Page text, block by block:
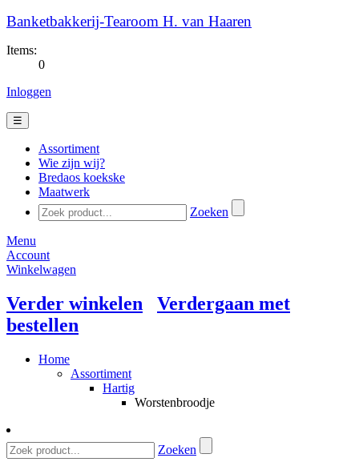
Banketbakkerij-Tearoom H. van Haaren
Items:
0
Inloggen
☰
Assortiment
Wie zijn wij?
Bredaos koekske
Maatwerk
Zoeken
Menu
Account
Winkelwagen
Verder winkelen
Verdergaan met
bestellen
Home
Assortiment
Hartig
Worstenbroodje
Zoeken